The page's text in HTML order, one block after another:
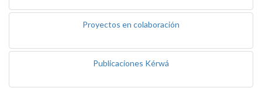
Proyectos en colaboración
Publicaciones Kérwá